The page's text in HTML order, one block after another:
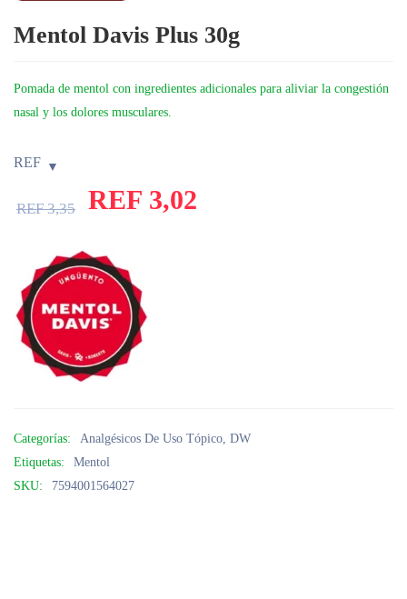
Mentol Davis Plus 30g
Pomada de mentol con ingredientes adicionales para aliviar la congestión
nasal y los dolores musculares.
REF
REF3,35 REF 3,02
Categorías: Analgésicos De Uso Tópico, DW
Etiquetas:
Mentol
SKU:
7594001564027